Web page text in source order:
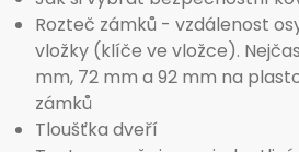
Rozteč zámků - vzdálenost
vložky (klíče ve vložce).
mm, 72 mm a 92 mm na
zámků
Tloušťka dveří